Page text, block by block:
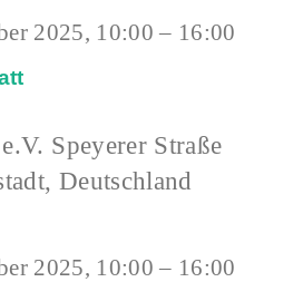
2025, 10:00 – 16:00
Speyerer Straße
Deutschland
2025, 10:00 – 16:00